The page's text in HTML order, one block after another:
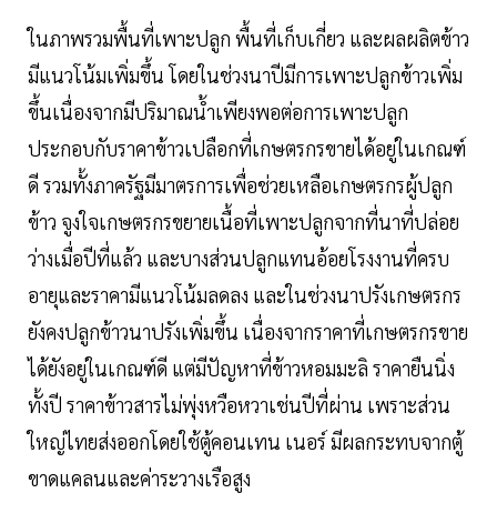
ในภาพรวมพื้นที่เพาะปลูก พื้นที่เก็บเกี่ยว และผลผลิตข้าว
มีแนวโน้มเพิ่มขึ้น โดยในช่วงนาปีมีการเพาะปลูกข้าวเพิ่ม
ขึ้นเนื่องจากมีปริมาณน้ำเพียงพอต่อการเพาะปลูก
ประกอบกับราคาข้าวเปลือกที่เกษตรกรขายได้อยู่ในเกณฑ์
ดี รวมทั้งภาครัฐมีมาตรการเพื่อช่วยเหลือเกษตรกรผู้ปลูก
ข้าว จูงใจเกษตรกรขยายเนื้อที่เพาะปลูกจากที่นาที่ปล่อย
ว่างเมื่อปีที่แล้ว และบางส่วนปลูกแทนอ้อยโรงงานที่ครบ
อายุและราคามีแนวโน้มลดลง และในช่วงนาปรังเกษตรกร
ยังคงปลูกข้าวนาปรังเพิ่มขึ้น เนื่องจากราคาที่เกษตรกรขาย
ได้ยังอยู่ในเกณฑ์ดี แต่มีปัญหาที่ข้าวหอมมะลิ ราคายืนนิ่ง
ทั้งปี ราคาข้าวสารไม่พุ่งหวือหวาเช่นปีที่ผ่าน เพราะส่วน
ใหญ่ไทยส่งออกโดยใช้ตู้คอนเทน เนอร์ มีผลกระทบจากตู้
ขาดแคลนและค่าระวางเรือสูง